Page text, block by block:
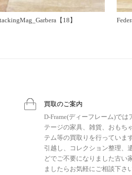
【18】
買取のご案内
D-Frame(ディーフレーム)で
テージの家具、雑貨、おもち
テム等の買取りを行っていま
引越し、コレクション整理、
どでご不要になりました古い
ましたらお気軽にご相談下さ